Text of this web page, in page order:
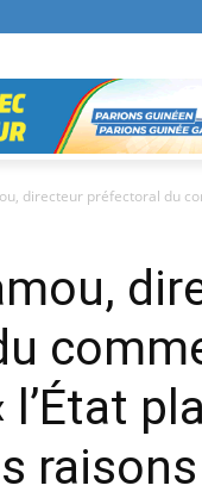
directeur préfectoral du
l’État
raisons